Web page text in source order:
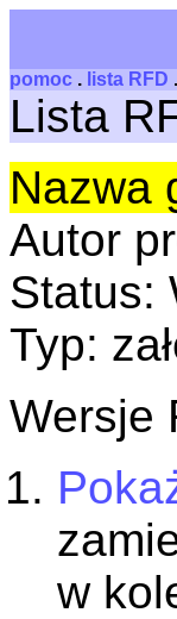
pomoc . lista RFD .
Lista
Nazwa
Autor
Status:
Typ:
Wersje
w